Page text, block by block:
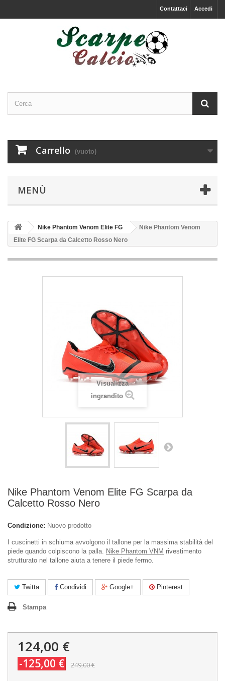
Accedi
Contattaci
Carrello (vuoto)
MENÙ
Nike Phantom Venom Elite FG
Nike Phantom Venom
Elite FG Scarpa da Calcetto Rosso Nero
Visualizza
ingrandito
Nike Phantom Venom Elite FG Scarpa da
Calcetto Rosso Nero
Condizione: Nuovo prodotto
I cuscinetti in schiuma avvolgono il tallone per la massima stabilità del
piede quando colpiscono la palla. Nike Phantom VNM rivestimento
strutturato nel tallone aiuta a tenere il piede fermo.
Twitta Condividi Google+ Pinterest
Stampa
124,00 €
-125,00 € 249,00 €